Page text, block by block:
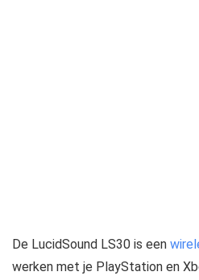
De LucidSound LS30 is een
werken met je PlayStation en